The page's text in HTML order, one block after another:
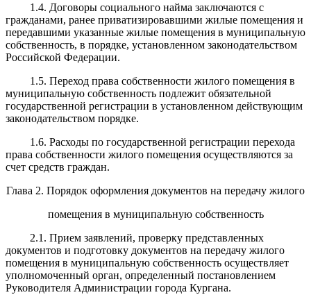
1.4. Договоры социального найма заключаются с
гражданами, ранее приватизировавшими жилые помещения и
передавшими указанные жилые помещения в муниципальную
собственность, в порядке, установленном законодательством
Российской Федерации.
1.5. Переход права собственности жилого помещения в
муниципальную собственность подлежит обязательной
государственной регистрации в установленном действующим
законодательством порядке.
1.6. Расходы по государственной регистрации перехода
права собственности жилого помещения осуществляются за
счет средств граждан.
Глава 2. Порядок оформления документов на передачу жилого
помещения в муниципальную собственность
2.1. Прием заявлений, проверку представленных
документов и подготовку документов на передачу жилого
помещения в муниципальную собственность осуществляет
уполномоченный орган, определенный постановлением
Руководителя Администрации города Кургана.